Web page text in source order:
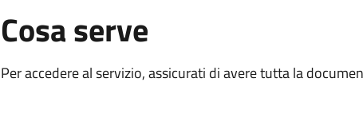
Cosa serve
Per accedere al servizio, assicurati di avere tutta la